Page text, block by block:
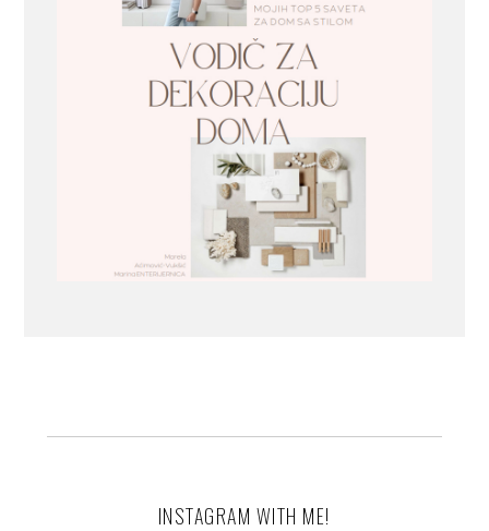
INSTAGRAM WITH ME!